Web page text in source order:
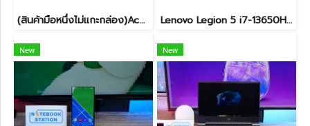
(สินค้ามือหนึ่งไม่แกะกล่อง)Acer Swift Go 14 AIรุ่นใหม่ IntelCoreUltra5-228V Ram32 SSD1TB จอ14นิ้ว OLED WUXGA จอสวยคมชัด สเปคสูงทำงานเก่ง มีAIBoost ดีไซน์เบาบางเพียง1.24KG อุปกรณ์ครบกล่องพร้อมประกันศูนย์ยาว2029 ราคาเพียง 30,990.- เท่านั้น Lenovo Legion 5 i7-13650HX RTX5060(8GB) RAM16 512GB M.2 จอ15.3นิ้ว FHD+ 165Hz เกมมิ่งสเปคสูง คีย์บอร์ดไฟสีขาว ดีไซน์เรียบหรูดูทันสมัย ประกันศูนย์ยาวถึงปี2028 เครื่องพร้อมใช้งานในราคาสุดคุ้มเพียง 39,990.-
New New